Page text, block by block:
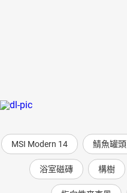
MSI Modern 14 鯖魚罐頭
浴室磁磚 構樹